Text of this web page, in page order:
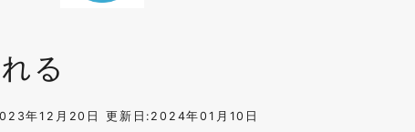
る
年12月20日 更新日:2024年01月10日